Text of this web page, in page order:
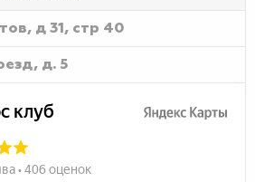
д 31, стр 40
д. 5